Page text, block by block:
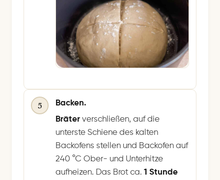
5
Backen.
Bräter verschließen, auf die
unterste Schiene des kalten
Backofens stellen und Backofen auf
240 °C Ober- und Unterhitze
aufheizen. Das Brot ca. 1 Stunde